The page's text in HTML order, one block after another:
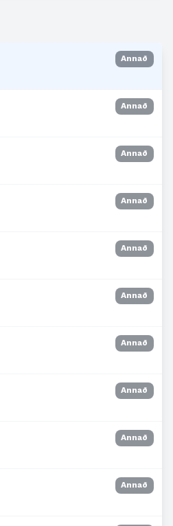
Annað
Annað
Annað
Annað
Annað
Annað
Annað
Annað
Annað
Annað